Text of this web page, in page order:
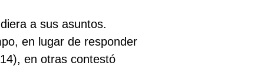
a sus asuntos.
en lugar de responder
en otras contestó